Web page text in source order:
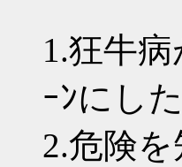
1.狂牛
ｰﾝにし
2.危険